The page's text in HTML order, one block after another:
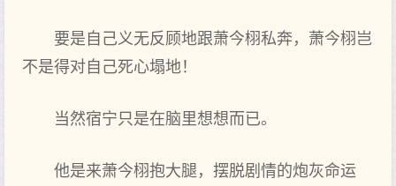
要是自己义无反顾地跟萧今栩私奔，萧今栩岂
不是得对自己死心塌地！
当然宿宁只是在脑里想想而已。
他是来萧今栩抱大腿，摆脱剧情的炮灰命运